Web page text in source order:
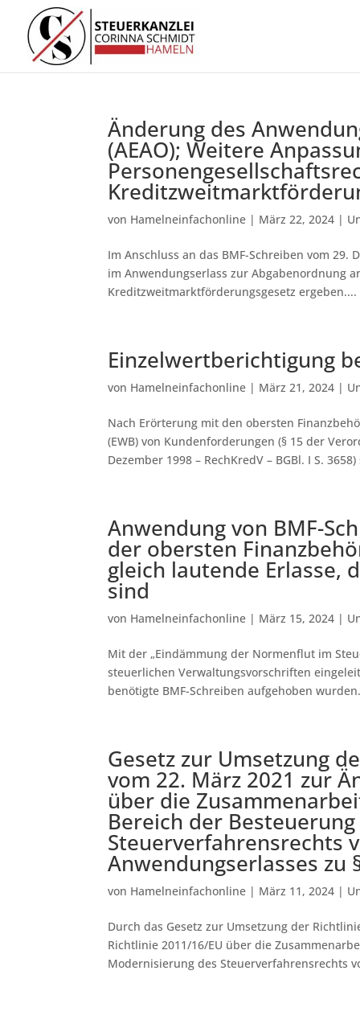
Änderung des
(AEAO); Weitere
von Hamelneinfachonline | März 22, 2024 |
Im Anschluss an das BMF-Schreiben vom 29.
im Anwendungserlass zur Abgabenordnung
Kreditzweitmarktförderungsgesetz ergeben....
Einzelwertberichtigung
von Hamelneinfachonline | März 21, 2024 |
Nach Erörterung mit den obersten
(EWB) von Kundenforderungen (§ 15 der
Dezember 1998 – RechKredV – BGBl. I S.
Anwendung von BMF-
der obersten
gleich lautende Erlasse,
sind
von Hamelneinfachonline | März 15, 2024 |
Mit der „Eindämmung der Normenflut im
steuerlichen Verwaltungsvorschriften
benötigte BMF-Schreiben aufgehoben
Gesetz zur Umsetzung
vom 22. März 2021 zur
über die
Bereich der
Steuerverfahrensrechts
Anwendungserlasses zu
von Hamelneinfachonline | März 11, 2024 |
Durch das Gesetz zur Umsetzung der
Richtlinie 2011/16/EU über die
Modernisierung des Steuerverfahrensrechts